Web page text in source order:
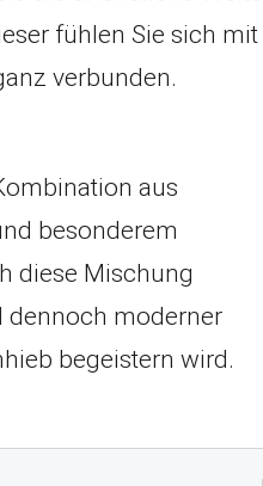
fühlen Sie sich mit
verbunden.
aus
besonderem
diese Mischung
dennoch moderner
begeistern wird.